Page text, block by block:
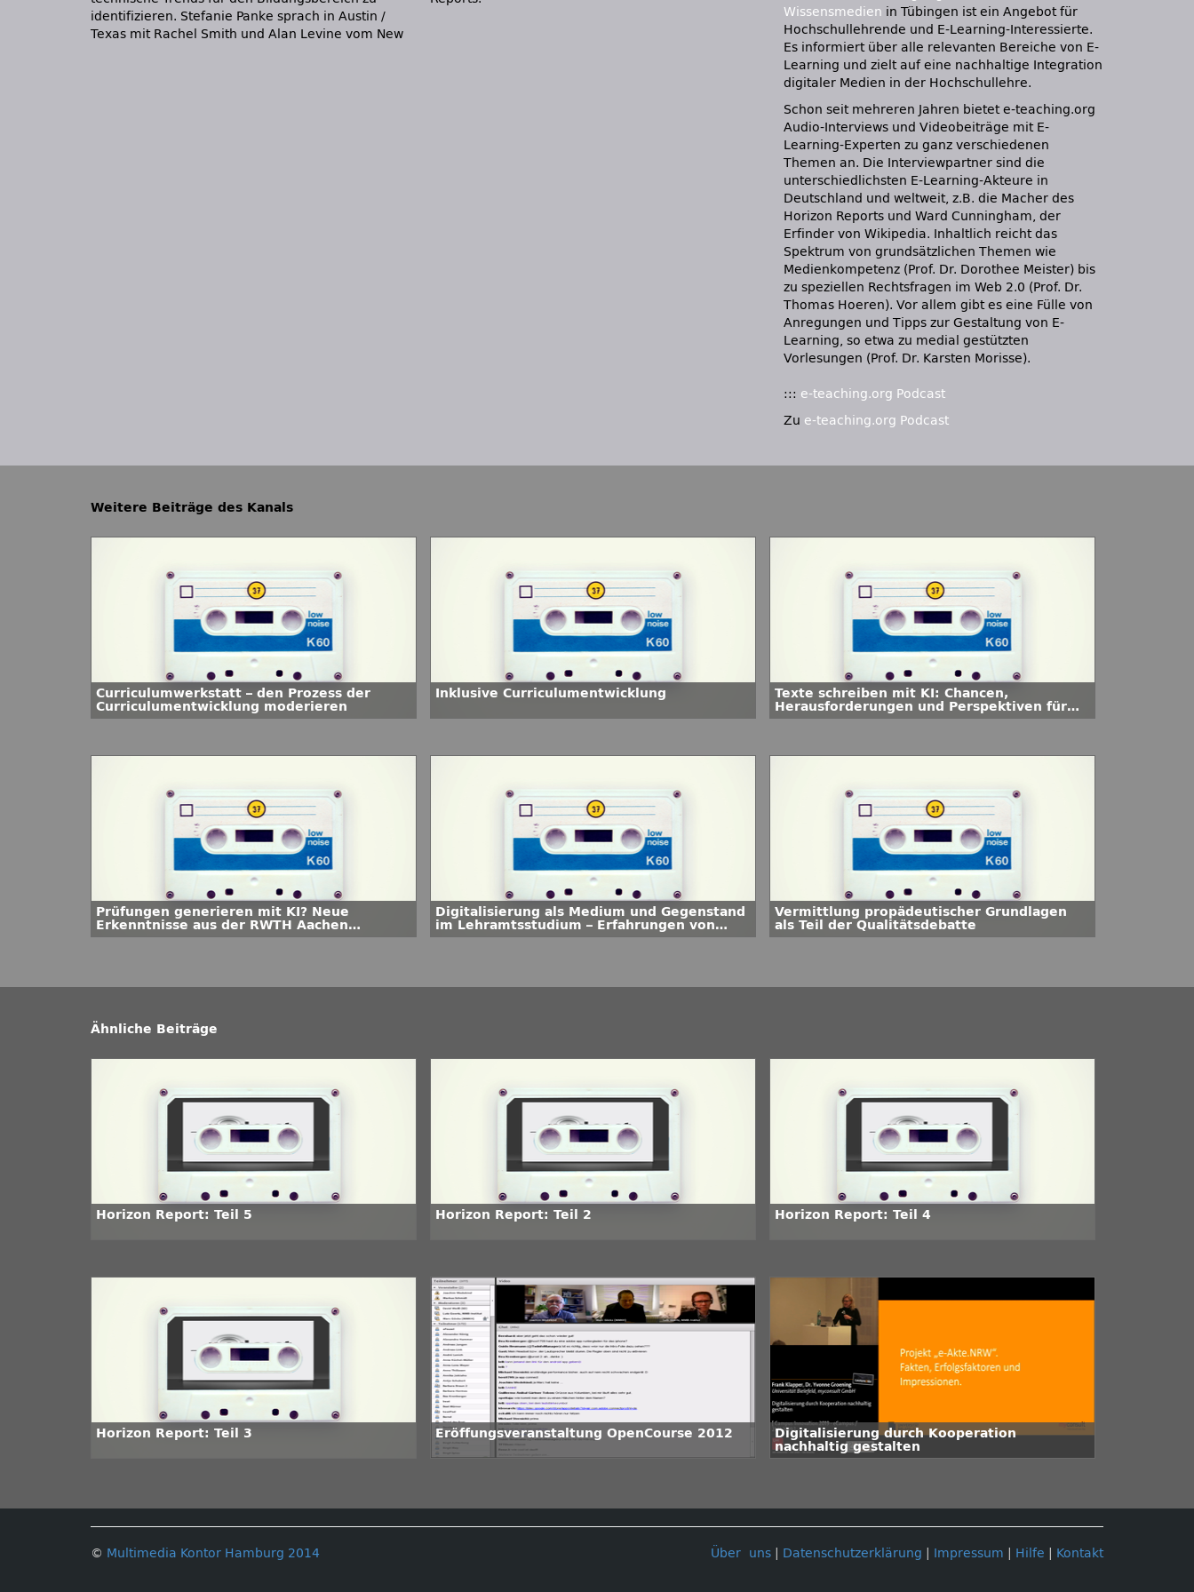
identifizieren. Stefanie Panke sprach in Austin /
Texas mit Rachel Smith und Alan Levine vom New
Wissensmedien in Tübingen ist ein Angebot für
Hochschullehrende und E-Learning-Interessierte.
Es informiert über alle relevanten Bereiche von E-
Learning und zielt auf eine nachhaltige Integration
digitaler Medien in der Hochschullehre.
Schon seit mehreren Jahren bietet e-teaching.org
Audio-Interviews und Videobeiträge mit E-
Learning-Experten zu ganz verschiedenen
Themen an. Die Interviewpartner sind die
unterschiedlichsten E-Learning-Akteure in
Deutschland und weltweit, z.B. die Macher des
Horizon Reports und Ward Cunningham, der
Erfinder von Wikipedia. Inhaltlich reicht das
Spektrum von grundsätzlichen Themen wie
Medienkompetenz (Prof. Dr. Dorothee Meister) bis
zu speziellen Rechtsfragen im Web 2.0 (Prof. Dr.
Thomas Hoeren). Vor allem gibt es eine Fülle von
Anregungen und Tipps zur Gestaltung von E-
Learning, so etwa zu medial gestützten
Vorlesungen (Prof. Dr. Karsten Morisse).
::: e-teaching.org Podcast
Zu e-teaching.org Podcast
Weitere Beiträge des Kanals
Curriculumwerkstatt – den Prozess der
Curriculumentwicklung moderieren
Inklusive Curriculumentwicklung
Texte schreiben mit KI: Chancen,
Herausforderungen und Perspektiven für
die Hochschullehre
Prüfungen generieren mit KI? Neue
Erkenntnisse aus der RWTH Aachen
University
Digitalisierung als Medium und Gegenstand
im Lehramtsstudium – Erfahrungen von
Studierenden
Vermittlung propädeutischer Grundlagen
als Teil der Qualitätsdebatte
Ähnliche Beiträge
Horizon Report: Teil 5 Horizon Report: Teil 2 Horizon Report: Teil 4
Horizon Report: Teil 3 Eröffungsveranstaltung OpenCourse 2012
Digitalisierung durch Kooperation
nachhaltig gestalten
Über uns Datenschutzerklärung Impressum Hilfe Kontakt
© Multimedia Kontor Hamburg 2014